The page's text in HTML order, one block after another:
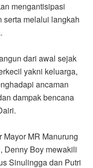
mengantisipasi
melalui langkah
dari awal sejak
yakni keluarga,
ancaman
dampak bencana
MR Manurung
Denny Boy mewakili
Sinulingga dan Putri